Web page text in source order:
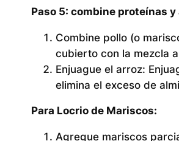
Paso 5: combine proteínas y
Combine pollo (o
cubierto con la mezcla
Enjuague el arroz:
elimina el exceso de
Para Locrio de Mariscos:
Agregue mariscos